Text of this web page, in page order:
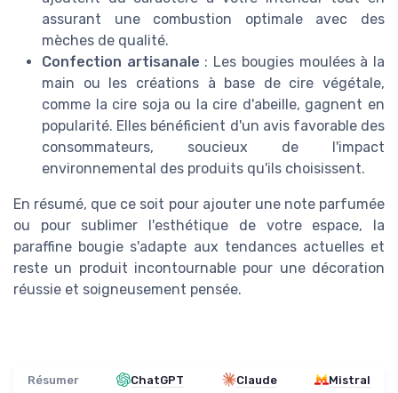
assurant une combustion optimale avec des
mèches de qualité.
Confection artisanale : Les bougies moulées à la
main ou les créations à base de cire végétale,
comme la cire soja ou la cire d'abeille, gagnent en
popularité. Elles bénéficient d'un avis favorable des
consommateurs, soucieux de l'impact
environnemental des produits qu'ils choisissent.
En résumé, que ce soit pour ajouter une note parfumée
ou pour sublimer l'esthétique de votre espace, la
paraffine bougie s'adapte aux tendances actuelles et
reste un produit incontournable pour une décoration
réussie et soigneusement pensée.
Résumer ChatGPT Claude Mistral